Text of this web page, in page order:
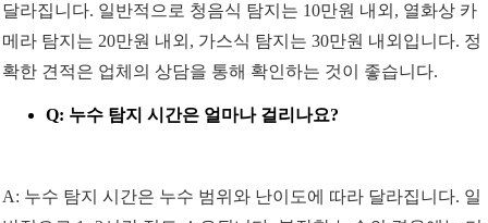
달라집니다. 일반적으로 청음식 탐지는 10만원 내외, 열화상 카
메라 탐지는 20만원 내외, 가스식 탐지는 30만원 내외입니다. 정
확한 견적은 업체의 상담을 통해 확인하는 것이 좋습니다.
Q: 누수 탐지 시간은 얼마나 걸리나요?
A: 누수 탐지 시간은 누수 범위와 난이도에 따라 달라집니다. 일